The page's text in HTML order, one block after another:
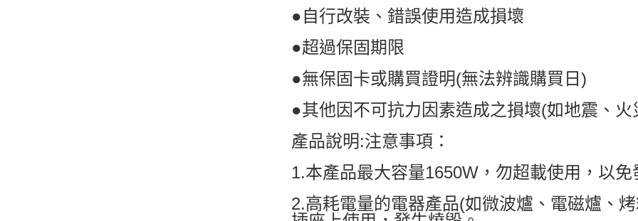
●自行改裝、錯誤使用造成損壞
●超過保固期限
●無保固卡或購買證明(無法辨識購買日)
●其他因不可抗力因素造成之損壞(如地震、火
產品說明:注意事項：
1.本產品最大容量1650W，勿超載使用，以免
2.高耗電量的電器產品(如微波爐、電磁爐、